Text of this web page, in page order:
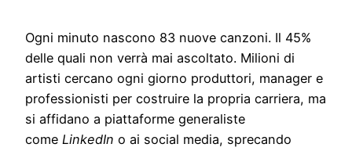
Ogni minuto nascono 83 nuove canzoni. Il 45%
delle quali non verrà mai ascoltato. Milioni di
artisti cercano ogni giorno produttori, manager e
professionisti per costruire la propria carriera, ma
si affidano a piattaforme generaliste
come LinkedIn o ai social media, sprecando